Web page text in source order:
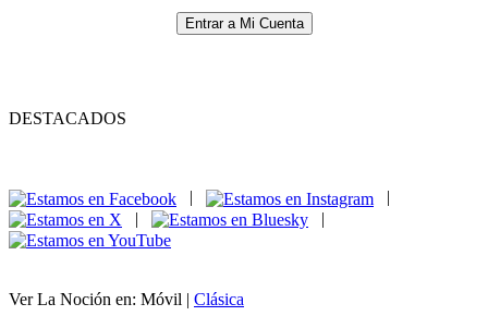
Entrar a Mi Cuenta
DESTACADOS
|
|
Ver La Noción en: Móvil | Clásica